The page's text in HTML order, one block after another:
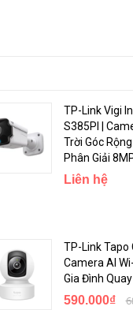
TP-Link Vigi
S385PI |
Trời Góc
Phân Giải
Liên hệ
TP-Link Tapo
Camera AI
Gia Đình
590.000₫